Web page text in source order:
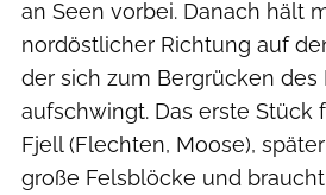
an Seen vorbei. Danach hält
nordöstlicher Richtung auf
der sich zum Bergrücken des
aufschwingt. Das erste Stück
Fjell (Flechten, Moose),
große Felsblöcke und